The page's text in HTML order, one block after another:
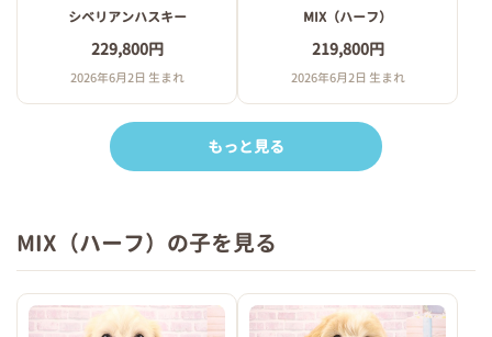
シベリアンハスキー
229,800円
2026年6月2日 生まれ
MIX（ハーフ）
219,800円
2026年6月2日 生まれ
もっと見る
MIX（ハーフ）の子を見る